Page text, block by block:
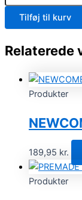
Tilføj til kurv
Relaterede
Produkter
189,95 kr.
Produkter